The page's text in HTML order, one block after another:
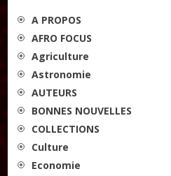
A PROPOS
AFRO FOCUS
Agriculture
Astronomie
AUTEURS
BONNES NOUVELLES
COLLECTIONS
Culture
Economie